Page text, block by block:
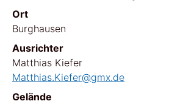
Ort
Burghausen
Ausrichter
Matthias Kiefer
Matthias.Kiefer@gmx.de
Gelände